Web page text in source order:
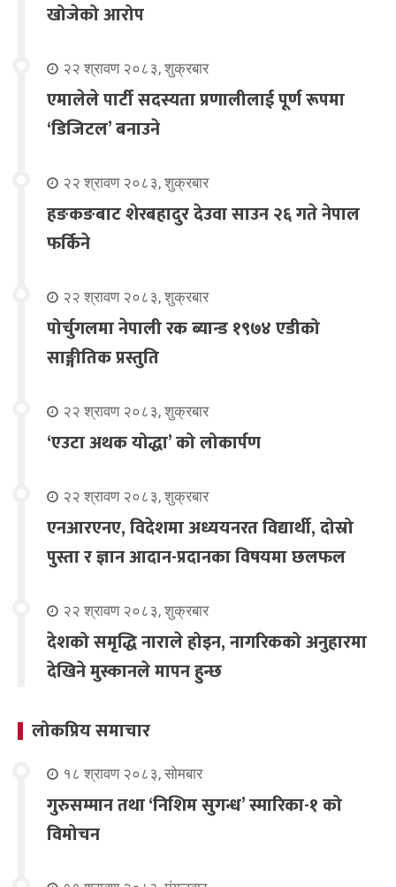
खोजेको आरोप
२२ श्रावण २०८३, शुक्रबार
एमालेले पार्टी सदस्यता प्रणालीलाई पूर्ण रूपमा
‘डिजिटल’ बनाउने
२२ श्रावण २०८३, शुक्रबार
हङकङबाट शेरबहादुर देउवा साउन २६ गते नेपाल
फर्किने
२२ श्रावण २०८३, शुक्रबार
पोर्चुगलमा नेपाली रक ब्यान्ड १९७४ एडीको
साङ्गीतिक प्रस्तुति
२२ श्रावण २०८३, शुक्रबार
‘एउटा अथक योद्धा’ को लोकार्पण
२२ श्रावण २०८३, शुक्रबार
एनआरएनए, विदेशमा अध्ययनरत विद्यार्थी, दोस्रो
पुस्ता र ज्ञान आदान-प्रदानका विषयमा छलफल
२२ श्रावण २०८३, शुक्रबार
देशको समृद्धि नाराले होइन, नागरिकको अनुहारमा
देखिने मुस्कानले मापन हुन्छ
लोकप्रिय समाचार
१८ श्रावण २०८३, सोमबार
गुरुसम्मान तथा ‘निशिम सुगन्ध’ स्मारिका-१ को
विमोचन